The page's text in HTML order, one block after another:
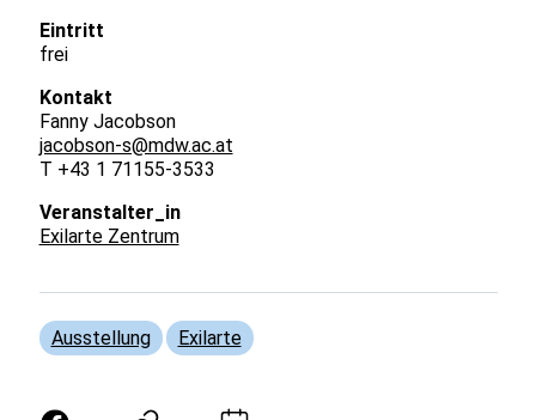
Eintritt
frei
Kontakt
Fanny Jacobson
jacobson-s@mdw.ac.at
T +43 1 71155-3533
Veranstalter_in
Exilarte Zentrum
Ausstellung Exilarte